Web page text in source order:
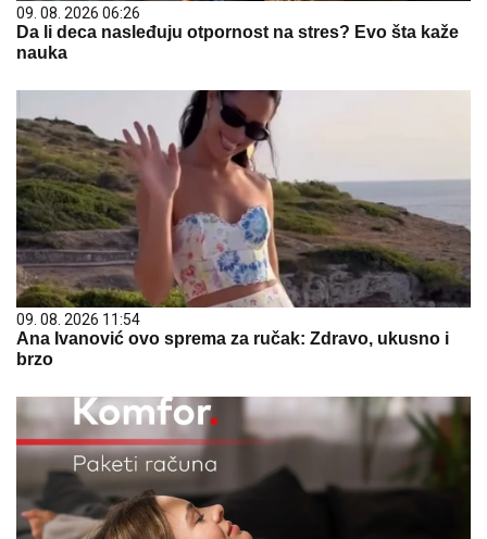
09. 08. 2026 06:26
Da li deca nasleđuju otpornost na stres? Evo šta kaže
nauka
09. 08. 2026 11:54
Ana Ivanović ovo sprema za ručak: Zdravo, ukusno i
brzo